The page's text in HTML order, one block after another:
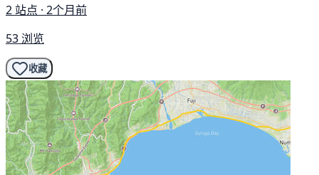
2 站点 · 2个月前
53 浏览
收藏